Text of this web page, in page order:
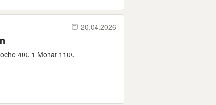
20.04.2026
40€ 1 Monat 110€